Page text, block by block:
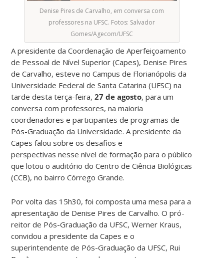
Denise Pires de Carvalho, em conversa com
professores na UFSC. Fotos: Salvador
Gomes/Agecom/UFSC
A presidente da Coordenação de Aperfeiçoamento
de Pessoal de Nível Superior (Capes), Denise Pires
de Carvalho, esteve no Campus de Florianópolis da
Universidade Federal de Santa Catarina (UFSC) na
tarde desta terça-feira,27 de agosto, para um
conversa com professores, na maioria
coordenadores e participantes de programas de
Pós-Graduação da Universidade. A presidente da
Capes falou sobre os desafios e
perspectivas nesse nível de formação para o público
que lotou o auditório do Centro de Ciência Biológicas
(CCB), no bairro Córrego Grande.
Por volta das 15h30, foi composta uma mesa para a
apresentação de Denise Pires de Carvalho. O pró-
reitor de Pós-Graduação da UFSC, Werner Kraus,
convidou a presidente da Capes e o
superintendente de Pós-Graduação da UFSC, Rui